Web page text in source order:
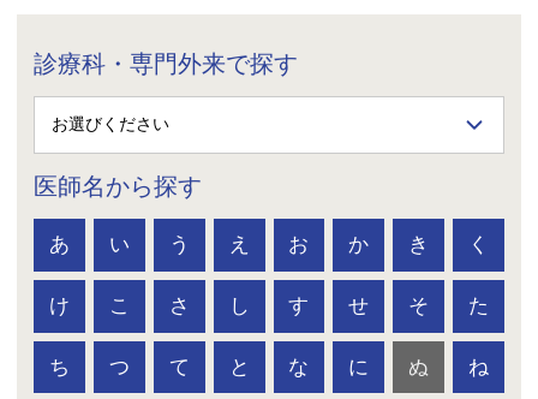
診療科・専門外来で探す
医師名から探す
あ い う え お か き く
け こ さ し す せ そ た
ち つ て と な に ぬ ね